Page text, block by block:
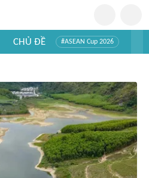
CHỦ ĐỀ #ASEAN Cup 2026